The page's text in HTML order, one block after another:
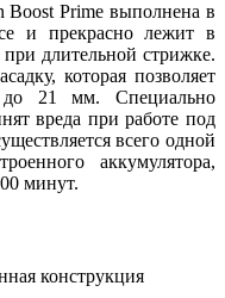
Prime выполнена в
и прекрасно лежит в
длительной стрижке.
которая позволяет
до 21 мм. Специально
вреда при работе под
всего одной
аккумулятора,
минут.
конструкция